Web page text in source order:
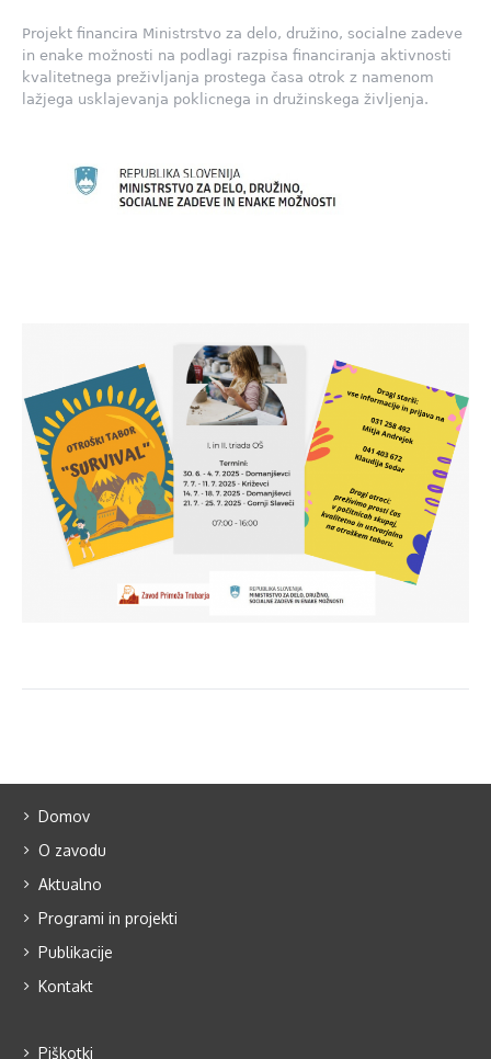
Projekt financira Ministrstvo za delo, družino, socialne zadeve
in enake možnosti na podlagi razpisa financiranja aktivnosti
kvalitetnega preživljanja prostega časa otrok z namenom
lažjega usklajevanja poklicnega in družinskega življenja.
Domov
O zavodu
Aktualno
Programi in projekti
Publikacije
Kontakt
Piškotki